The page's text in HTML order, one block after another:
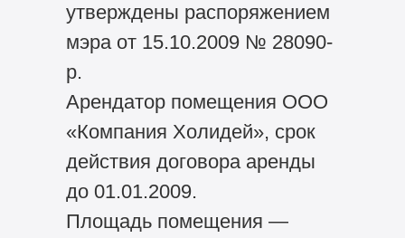
утверждены распоряжением
мэра от 15.10.2009 № 28090-
р.
Арендатор помещения ООО
«Компания Холидей», срок
действия договора аренды
до 01.01.2009.
Площадь помещения —